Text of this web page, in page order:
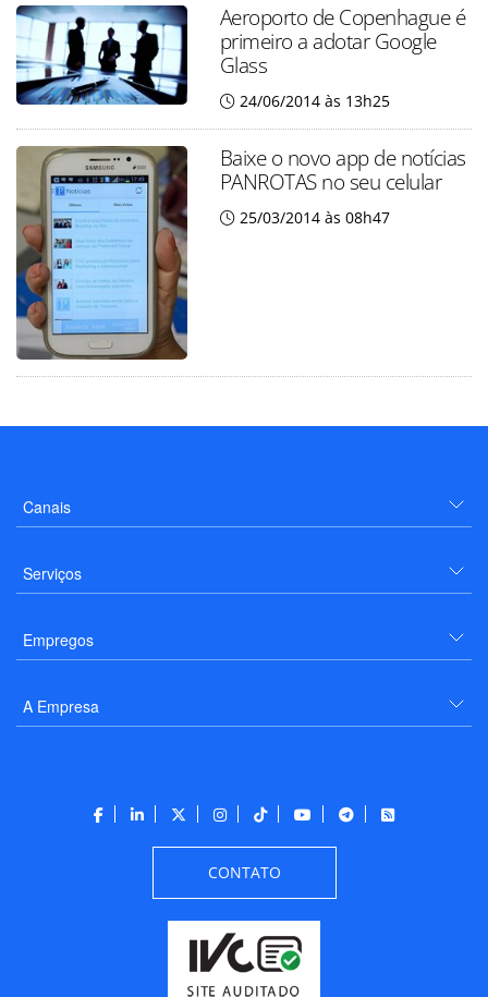
Aeroporto de Copenhague é
primeiro a adotar Google
Glass
24/06/2014 às 13h25
Baixe o novo app de notícias
PANROTAS no seu celular
25/03/2014 às 08h47
Canais
Serviços
Empregos
A Empresa
CONTATO